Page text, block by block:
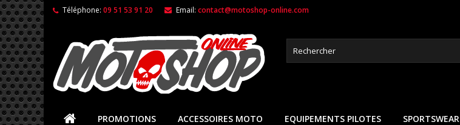
Téléphone: 09 51 53 91 20 Email: contact@motoshop-online.com
PROMOTIONS ACCESSOIRES MOTO EQUIPEMENTS PILOTES SPORTSWEAR